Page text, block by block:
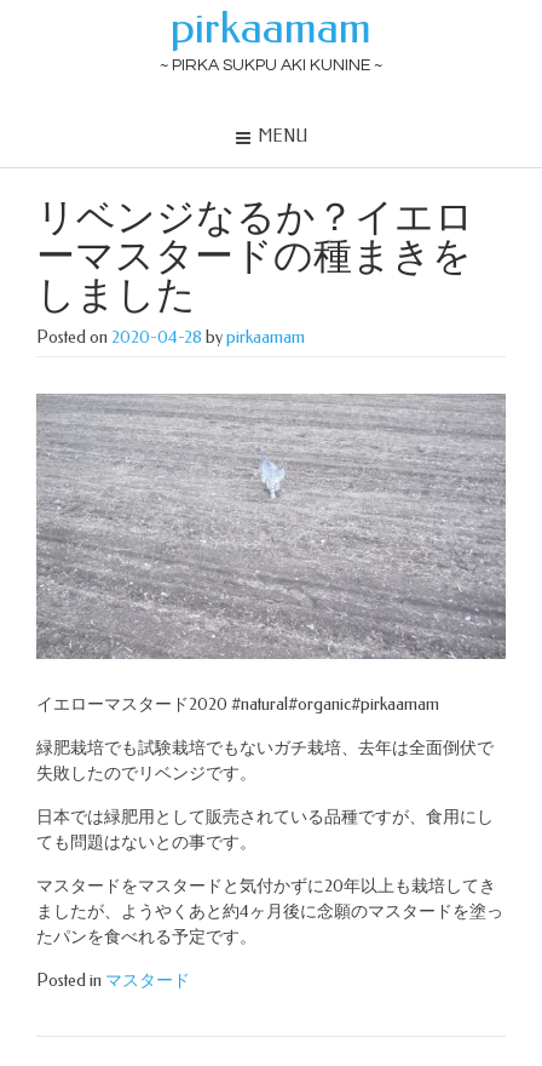
pirkaamam
~ PIRKA SUKPU AKI KUNINE ~
MENU
リベンジなるか？イエロ
ーマスタードの種まきを
しました
Posted on 2020-04-28 bypirkaamam
イエローマスタード2020 #natural#organic#pirkaamam
緑肥栽培でも試験栽培でもないガチ栽培、去年は全面倒伏で
失敗したのでリベンジです。
日本では緑肥用として販売されている品種ですが、食用にし
ても問題はないとの事です。
マスタードをマスタードと気付かずに20年以上も栽培してき
ましたが、ようやくあと約4ヶ月後に念願のマスタードを塗っ
たパンを食べれる予定です。
Posted in マスタード